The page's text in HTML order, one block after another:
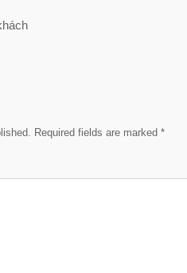
Required fields are marked *